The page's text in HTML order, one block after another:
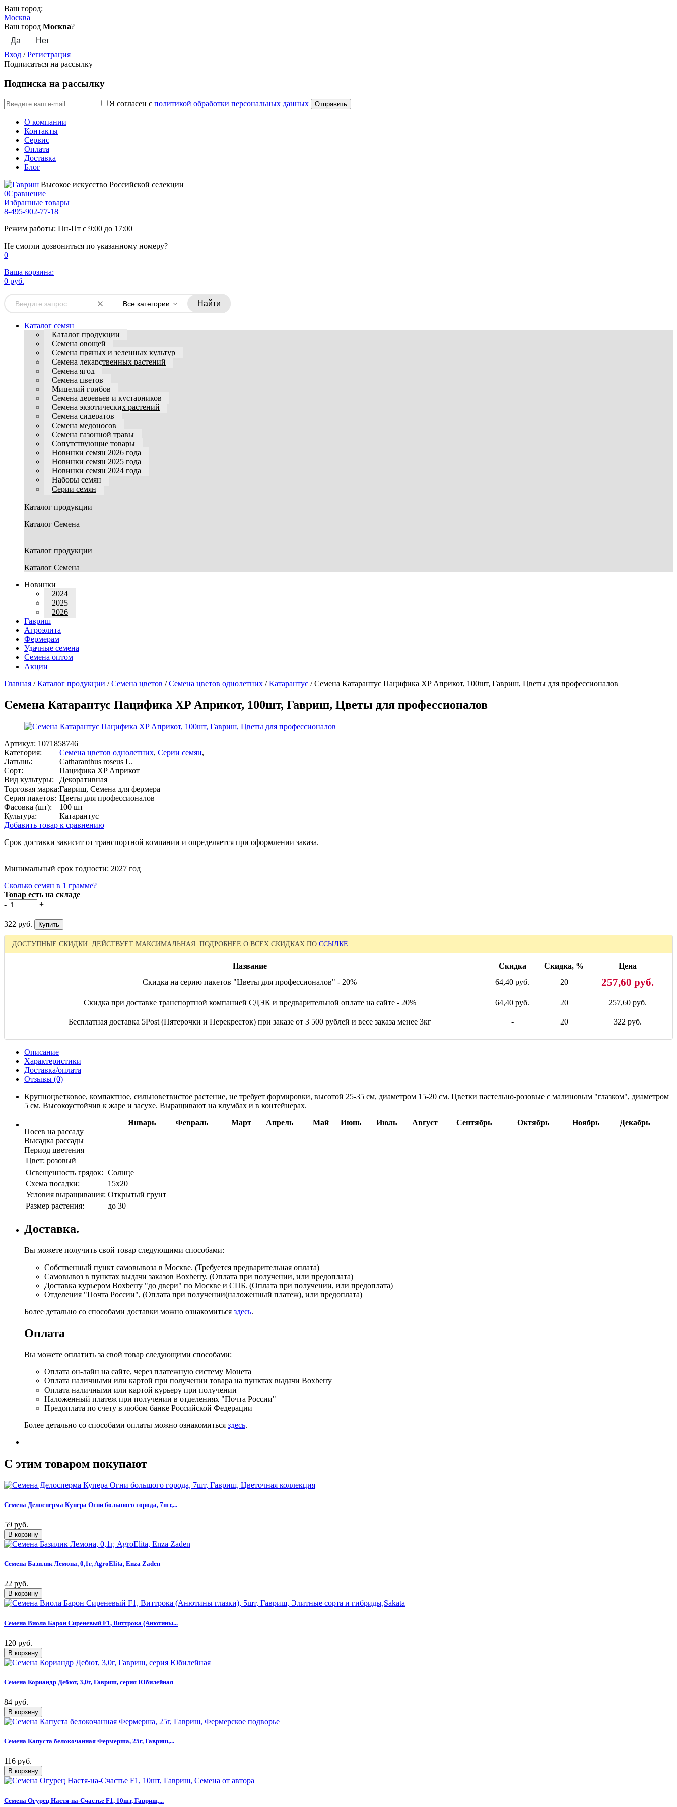
Ваш город:
Москва
Ваш город Москва?
Вход /Регистрация
Подписаться на рассылку
Подписка на рассылку
Я согласен с политикой обработки персональных данных
О компании
Контакты
Сервис
Оплата
Доставка
Блог
Высокое искусство Российской селекции
0Сравнение
Избранные товары
8-495-902-77-18
Режим работы: Пн-Пт с 9:00 до 17:00
Не смогли дозвониться по указанному номеру?
0
Ваша корзина:
0 руб.
Все категории Найти
Каталог семян
Каталог продукции
Семена овощей
Семена пряных и зеленных культур
Семена лекарственных растений
Семена ягод
Семена цветов
Мицелий грибов
Семена деревьев и кустарников
Семена экзотических растений
Семена сидератов
Семена медоносов
Семена газонной травы
Сопутствующие товары
Новинки семян 2026 года
Новинки семян 2025 года
Новинки семян 2024 года
Наборы семян
Серии семян
Каталог продукции
Каталог Семена
Каталог продукции
Каталог Семена
Новинки
2024
2025
2026
Гавриш
Агроэлита
Фермерам
Удачные семена
Семена оптом
Акции
Главная /Каталог продукции /Семена цветов /Семена цветов однолетних /Катарантус /Семена Катарантус Пацифика XP Априкот, 100шт, Гавриш, Цветы для профессионалов
Семена Катарантус Пацифика XP Априкот, 100шт, Гавриш, Цветы для профессионалов
Артикул: 1071858746
Категория:
Семена цветов однолетних, Серии семян,
Латынь:
Сatharanthus roseus L.
Сорт:
Пацифика XP Априкот
Вид культуры:
Декоративная
Торговая марка:Гавриш, Семена для фермера
Серия пакетов: Цветы для профессионалов
Фасовка (шт):
100 шт
Культура:
Катарантус
Добавить товар к сравнению
Срок доставки зависит от транспортной компании и определяется при оформлении заказа.
Минимальный срок годности: 2027 год
Сколько семян в 1 грамме?
Товар есть на складе
-
+
322 руб.
ДОСТУПНЫЕ СКИДКИ. ДЕЙСТВУЕТ МАКСИМАЛЬНАЯ. ПОДРОБНЕЕ О ВСЕХ СКИДКАХ ПО ССЫЛКЕ
Название Скидка Скидка, %
Цена
Скидка на серию пакетов "Цветы для профессионалов" - 20%
64,40 руб. 20 257,60 руб.
Скидка при доставке транспортной компанией СДЭК и предварительной оплате на сайте - 20% 64,40 руб. 20 257,60 руб.
Бесплатная доставка 5Post (Пятерочки и Перекресток) при заказе от 3 500 рублей и весе заказа менее 3кг - 20 322 руб.
Описание
Характеристики
Доставка/оплата
Отзывы (0)
Крупноцветковое, компактное, сильноветвистое растение, не требует формировки, высотой 25-35 см, диаметром 15-20 см. Цветки пастельно-розовые с малиновым "глазком", диаметром
5 см. Высокоустойчив к жаре и засухе. Выращивают на клумбах и в контейнерах.
Январь
Февраль Март Апрель Май Июнь Июль Август Сентябрь Октябрь Ноябрь
Декабрь
Посев на рассаду
Высадка рассады
Период цветения
Цвет: розовый
Освещенность грядок: Солнце
Схема посадки:
15х20
Условия выращивания: Открытый грунт
Размер растения:
до 30
Доставка.
Вы можете получить свой товар следующими способами:
Собственный пункт самовывоза в Москве. (Требуется предварительная оплата)
Самовывоз в пунктах выдачи заказов Boxberry. (Оплата при получении, или предоплата)
Доставка курьером Boxberry "до двери" по Москве и СПБ. (Оплата при получении, или предоплата)
Отделения "Почта России", (Оплата при получении(наложенный платеж), или предоплата)
Более детально со способами доставки можно ознакомиться здесь.
Оплата
Вы можете оплатить за свой товар следующими способами:
Оплата он-лайн на сайте, через платежную систему Монета
Оплата наличными или картой при получении товара на пунктах выдачи Boxberry
Оплата наличными или картой курьеру при получении
Наложенный платеж при получении в отделениях "Почта России"
Предоплата по счету в любом банке Российской Федерации
Более детально со способами оплаты можно ознакомиться здесь.
C этим товаром покупают
Семена Делосперма Купера Огни большого города, 7шт,...
59 руб.
Семена Базилик Лемона, 0,1г, AgroElita, Enza Zaden
22 руб.
Семена Виола Барон Сиреневый F1, Виттрока (Анютины...
120 руб.
Семена Кориандр Дебют, 3,0г, Гавриш, серия Юбилейная
84 руб.
Семена Капуста белокочанная Фермерша, 25г, Гавриш,...
116 руб.
Семена Огурец Настя-на-Счастье F1, 10шт, Гавриш,...